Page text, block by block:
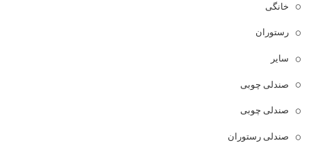
خانگی
رستوران
سایر
صندلی چوبی
صندلی چوبی
صندلی رستوران